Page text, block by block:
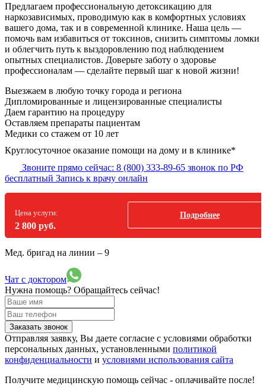
Предлагаем профессиональную детоксикацию для
наркозависимых, проводимую как в комфортных условиях
вашего дома, так и в современной клинике. Наша цель —
помочь вам избавиться от токсинов, снизить симптомы ломки
и облегчить путь к выздоровлению под наблюдением
опытных специалистов. Доверьте заботу о здоровье
профессионалам — сделайте первый шаг к новой жизни!
Выезжаем в любую точку города и региона
Дипломированные и лицензированные специалисты
Даем гарантию на процедуру
Оставляем препараты пациентам
Медики со стажем от 10 лет
Круглосуточное оказание помощи на дому и в клинике*
Звоните прямо сейчас: 8 (800) 333-89-65 звонок по РФ
бесплатный Запись к врачу онлайн
Цена услуги:
2 800 руб.
Подробнее
Мед. бригад на линии – 9
Чат с доктором
Нужна помощь? Обращайтесь сейчас!
Заказать звонок
Отправляя заявку, Вы даете согласие с условиями обработки
персональных данных, установленными политикой
конфиденциальности и условиями использования сайта
Получите медицинскую помощь сейчас - оплачивайте после!